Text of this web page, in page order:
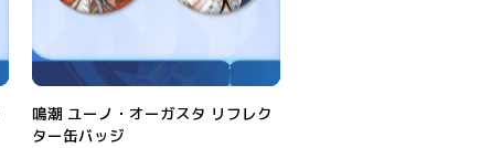
鳴潮 ユーノ・オーガスタ リフレク
ター缶バッジ